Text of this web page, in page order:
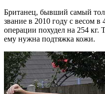
Британец, бывший самый
звание в 2010 году с весом
операции похудел на 254 кг.
ему нужна подтяжка кожи.